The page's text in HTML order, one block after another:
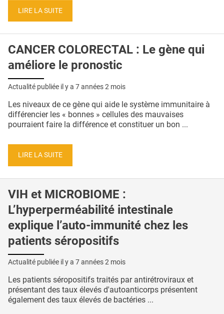
CONTACT
LIRE LA SUITE
CANCER COLORECTAL : Le gène qui
améliore le pronostic
Actualité publiée il y a 7 années 2 mois
Les niveaux de ce gène qui aide le système immunitaire à
différencier les « bonnes » cellules des mauvaises
pourraient faire la différence et constituer un bon ...
LIRE LA SUITE
VIH et MICROBIOME :
L’hyperperméabilité intestinale
explique l’auto-immunité chez les
patients séropositifs
Actualité publiée il y a 7 années 2 mois
Les patients séropositifs traités par antirétroviraux et
présentant des taux élevés d'autoanticorps présentent
également des taux élevés de bactéries ...